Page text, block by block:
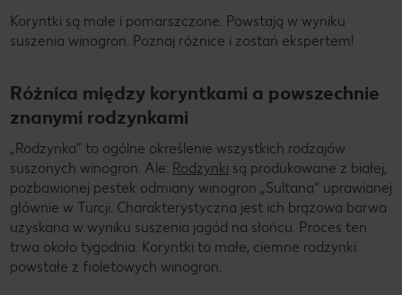
Koryntki są małe i pomarszczone. Powstają w wyniku
suszenia winogron. Poznaj różnice i zostań ekspertem!
Różnica między koryntkami a powszechnie
znanymi rodzynkami
„Rodzynka” to ogólne określenie wszystkich rodzajów
suszonych winogron. Ale: Rodzynki są produkowane z białej,
pozbawionej pestek odmiany winogron „Sultana” uprawianej
głównie w Turcji. Charakterystyczna jest ich brązowa barwa
uzyskana w wyniku suszenia jagód na słońcu. Proces ten
trwa około tygodnia. Koryntki to małe, ciemne rodzynki
powstałe z fioletowych winogron.